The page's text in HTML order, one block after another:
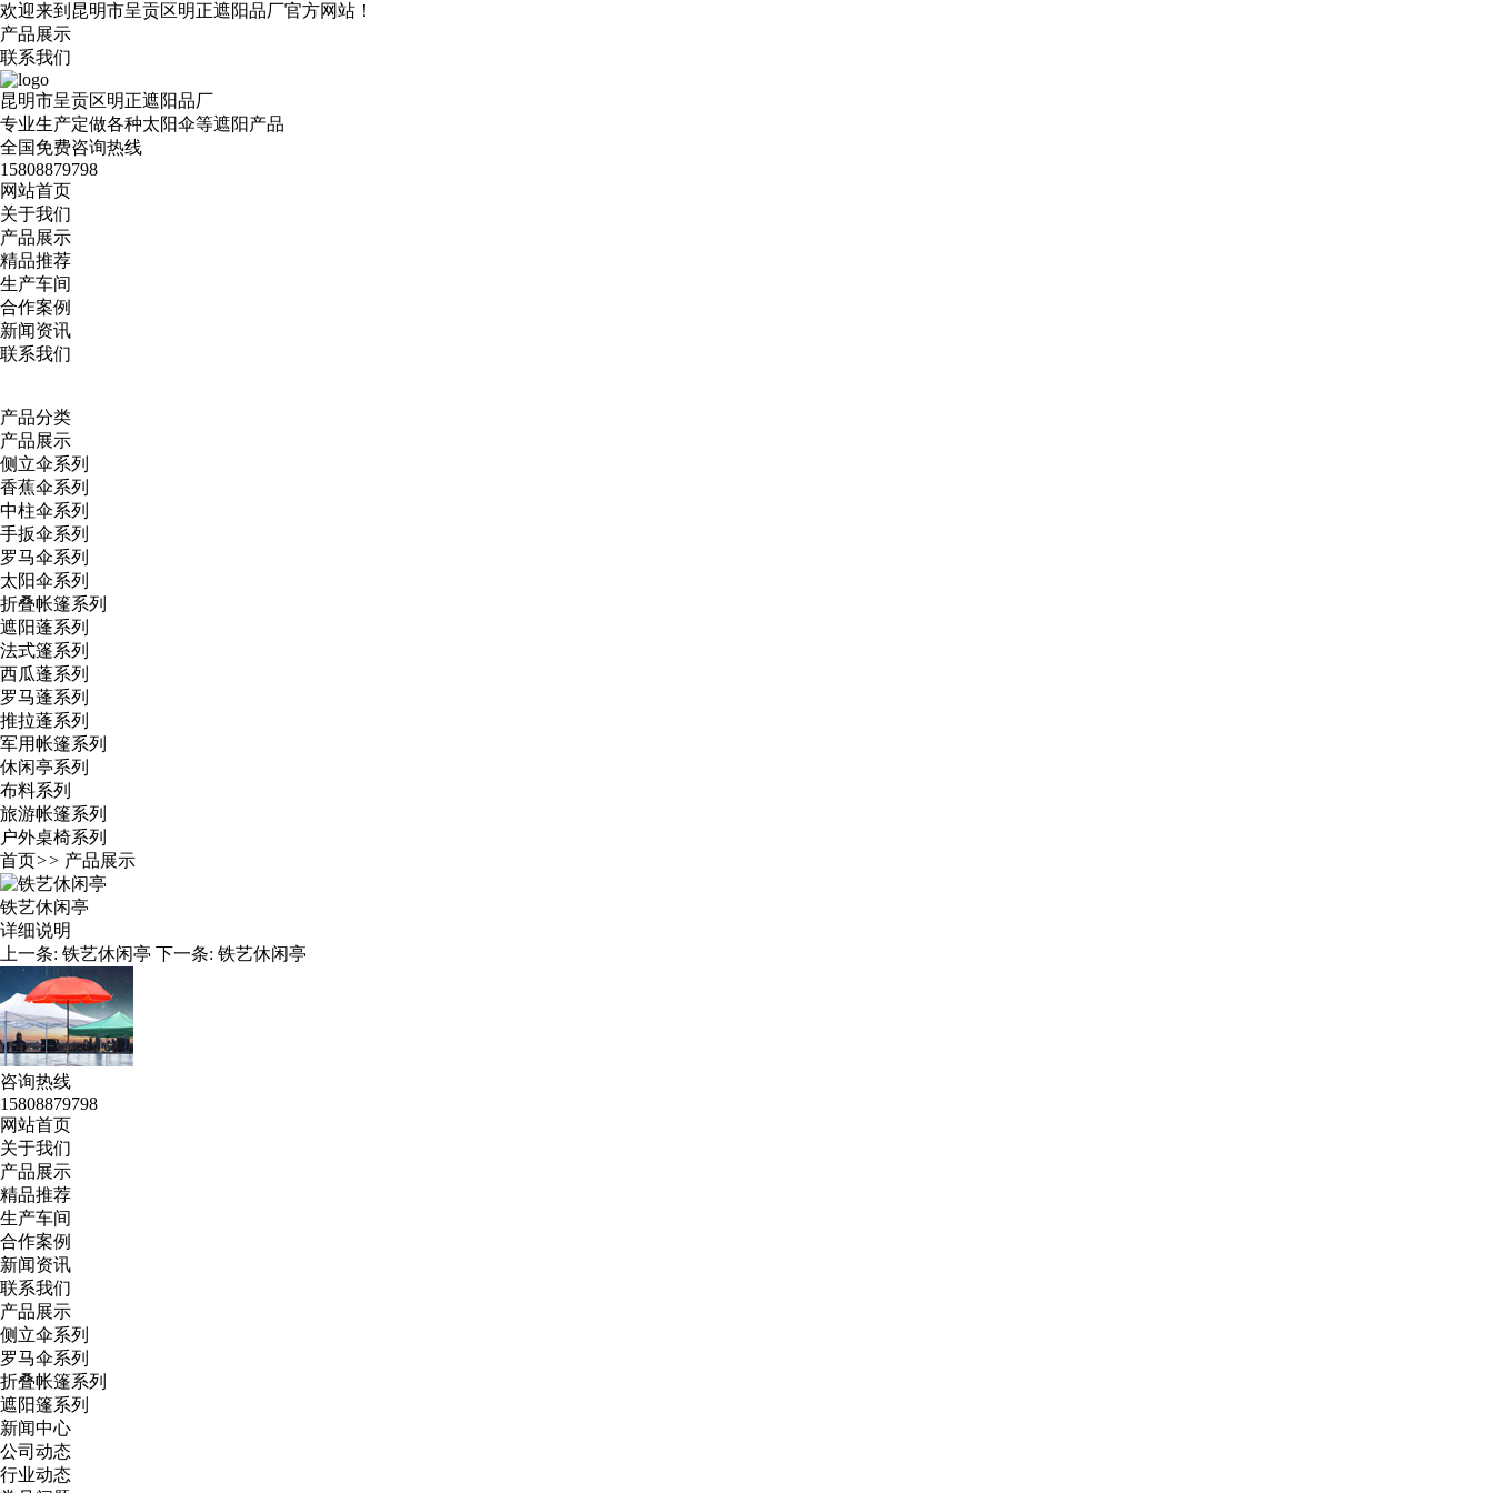
欢迎来到昆明市呈贡区明正遮阳品厂官方网站！
产品展示
联系我们
昆明市呈贡区明正遮阳品厂
专业生产定做各种太阳伞等遮阳产品
全国免费咨询热线
15808879798
网站首页
关于我们
产品展示
精品推荐
生产车间
合作案例
新闻资讯
联系我们
产品分类
产品展示
侧立伞系列
香蕉伞系列
中柱伞系列
手扳伞系列
罗马伞系列
太阳伞系列
折叠帐篷系列
遮阳蓬系列
法式篷系列
西瓜蓬系列
罗马蓬系列
推拉蓬系列
军用帐篷系列
休闲亭系列
布料系列
旅游帐篷系列
户外桌椅系列
首页>> 产品展示
铁艺休闲亭
详细说明
上一条: 铁艺休闲亭 下一条: 铁艺休闲亭
咨询热线
15808879798
网站首页
关于我们
产品展示
精品推荐
生产车间
合作案例
新闻资讯
联系我们
产品展示
侧立伞系列
罗马伞系列
折叠帐篷系列
遮阳篷系列
新闻中心
公司动态
行业动态